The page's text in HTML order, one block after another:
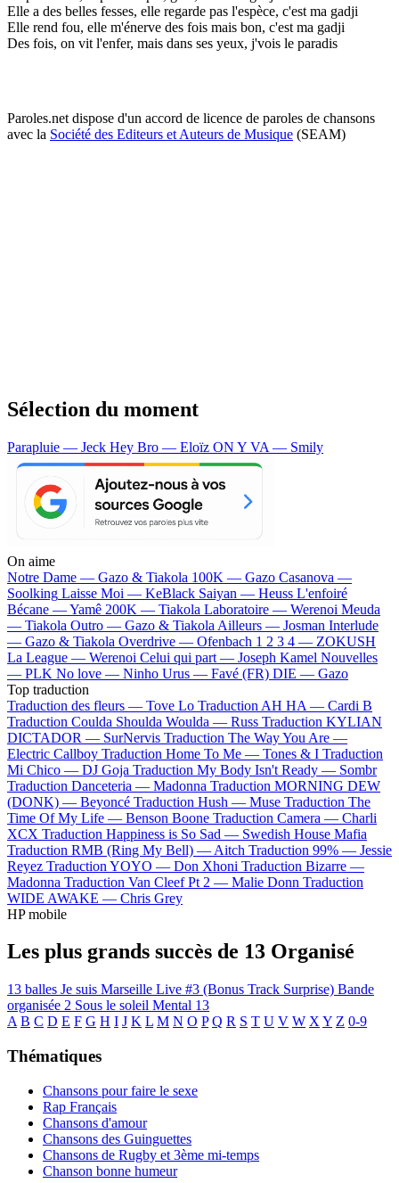
Elle a des belles fesses, elle regarde pas l'espèce, c'est ma gadji
Elle rend fou, elle m'énerve des fois mais bon, c'est ma gadji
Des fois, on vit l'enfer, mais dans ses yeux, j'vois le paradis
Paroles.net dispose d'un accord de licence de paroles de chansons
avec la Société des Editeurs et Auteurs de Musique (SEAM)
Sélection du moment
Parapluie — Jeck Hey Bro — Eloïz ON Y VA — Smily
On aime
Notre Dame — Gazo & Tiakola 100K — Gazo Casanova —
Soolking Laisse Moi — KeBlack Saiyan — Heuss L'enfoiré
Bécane —Yamê 200K — Tiakola Laboratoire — Werenoi Meuda
— Tiakola Outro — Gazo & Tiakola Ailleurs — Josman Interlude
— Gazo & Tiakola Overdrive — Ofenbach 1 2 3 4 — ZOKUSH
La League — Werenoi Celui qui part — Joseph Kamel Nouvelles
— PLK No love — Ninho Urus — Favé (FR) DIE — Gazo
Top traduction
Traduction des fleurs — Tove Lo Traduction AH HA — Cardi B
Traduction Coulda Shoulda Woulda — Russ Traduction KYLIAN
DICTADOR — SurNervis Traduction The Way You Are —
Electric Callboy Traduction Home To Me — Tones & I Traduction
Mi Chico — DJ Goja Traduction My Body Isn't Ready — Sombr
Traduction Danceteria — Madonna Traduction MORNING DEW
(DONK) — Beyoncé Traduction Hush — Muse Traduction The
Time Of My Life — Benson Boone Traduction Camera — Charli
XCX Traduction Happiness is So Sad — Swedish House Mafia
Traduction RMB (Ring My Bell) — Aitch Traduction 99% — Jessie
Reyez Traduction YOYO — Don Xhoni Traduction Bizarre —
Madonna Traduction Van Cleef Pt 2 — Malie Donn Traduction
WIDE AWAKE — Chris Grey
HP mobile
Les plus grands succès de 13 Organisé
13 balles Je suis Marseille Live #3 (Bonus Track Surprise) Bande
organisée 2 Sous le soleil Mental 13
A B C D E F G H I J K L M N O P Q R S T U V W X Y Z 0-9
Thématiques
Chansons pour faire le sexe
Rap Français
Chansons d'amour
Chansons des Guinguettes
Chansons de Rugby et 3ème mi-temps
Chanson bonne humeur